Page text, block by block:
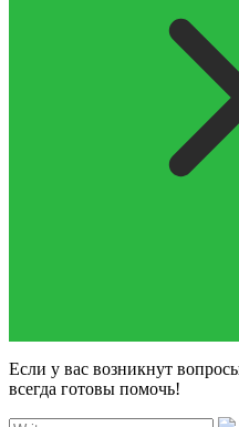
Если у вас возникнут
всегда готовы помочь!